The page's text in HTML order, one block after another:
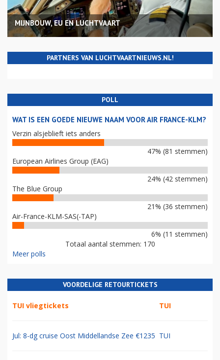
MIJNBOUW, EU EN LUCHTVAART
PARTNERS VAN LUCHTVAARTNIEUWS.NL!
POLL
WAT IS EEN GOEDE NIEUWE NAAM VOOR AIR FRANCE-KLM?
Verzin alsjeblieft iets anders
47% (81 stemmen)
European Airlines Group (EAG)
24% (42 stemmen)
The Blue Group
21% (36 stemmen)
Air-France-KLM-SAS(-TAP)
6% (11 stemmen)
Totaal aantal stemmen: 170
Meer polls
VOORDELIGE RETOURTICKETS
TUI vliegtickets TUI
Jul: 8-dg cruise Oost Middellandse Zee €1235 TUI